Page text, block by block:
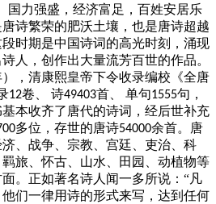
国力强盛，经济富足，百姓安居乐
诗繁荣的肥沃土壤，也是唐诗超越
时期是中国诗词的高光时刻，涌现
人，创作出大量流芳百世的作品。
），清康熙皇帝下令收录编校《全唐
12卷、 诗49403首、 单句1555句，
基本收齐了唐代的诗词，经后世补充
多位，存世的唐诗54000余首。唐
、战争、宗教、宫廷、吏治、科
旅、怀古、山水、田园、动植物等
。正如著名诗人闻一多所说：“凡
们一律用诗的形式来写，达到任何